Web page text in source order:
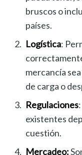
bruscos o
países.
Logística:
mercancía
de carga o
Regulaciones
existentes
cuestión.
Mercadeo: